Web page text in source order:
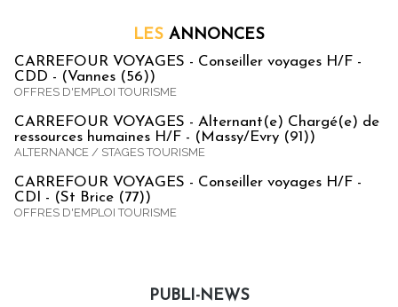
LES ANNONCES
CARREFOUR VOYAGES - Conseiller voyages H/F -
CDD - (Vannes (56))
OFFRES D'EMPLOI TOURISME
CARREFOUR VOYAGES - Alternant(e) Chargé(e) de
ressources humaines H/F - (Massy/Evry (91))
ALTERNANCE / STAGES TOURISME
CARREFOUR VOYAGES - Conseiller voyages H/F -
CDI - (St Brice (77))
OFFRES D'EMPLOI TOURISME
PUBLI-NEWS